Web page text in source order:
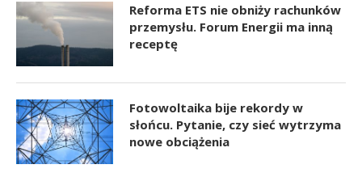
Reforma ETS nie obniży rachunków
przemysłu. Forum Energii ma inną
receptę
Fotowoltaika bije rekordy w
słońcu. Pytanie, czy sieć wytrzyma
nowe obciążenia